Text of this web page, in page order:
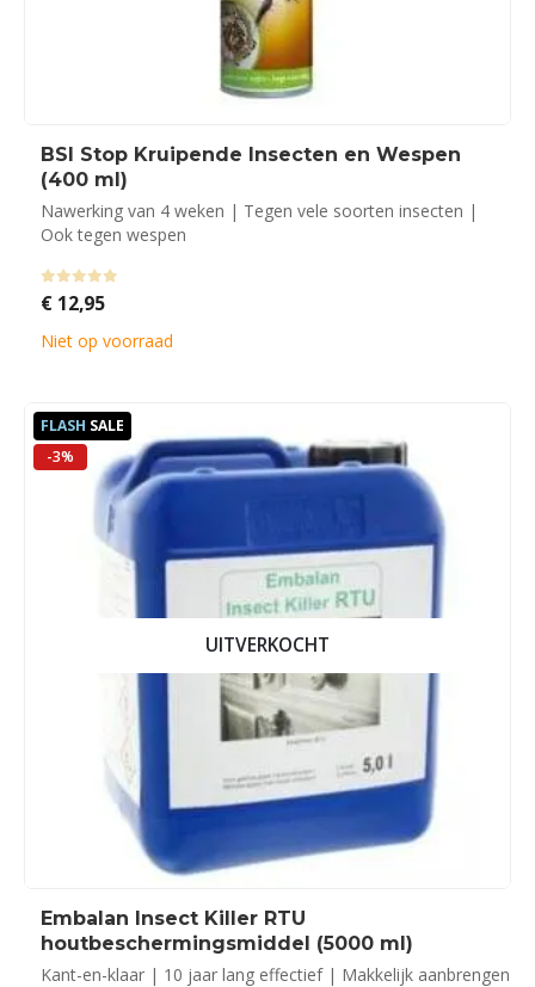
BSI Stop Kruipende Insecten en Wespen
(400 ml)
Nawerking van 4 weken | Tegen vele soorten insecten |
Ook tegen wespen
0out of 5
€ 12,95
Niet op voorraad
FLASH SALE
-3%
UITVERKOCHT
Embalan Insect Killer RTU
houtbeschermingsmiddel (5000 ml)
Kant-en-klaar | 10 jaar lang effectief | Makkelijk aanbrengen